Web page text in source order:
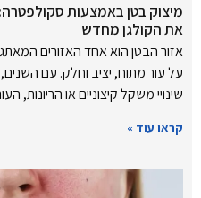
מיצוק בטן באמצעות
את הקולגן מחדש
אזור הבטן הוא אחד האזורים
על עור מתוח, יציב וחלק. עם
שינויי משקל קיצוניים או הריונות,
קראו עוד »